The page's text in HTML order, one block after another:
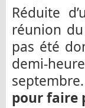
Réduite
réunion
pas été
demi-
septembre.
pour faire